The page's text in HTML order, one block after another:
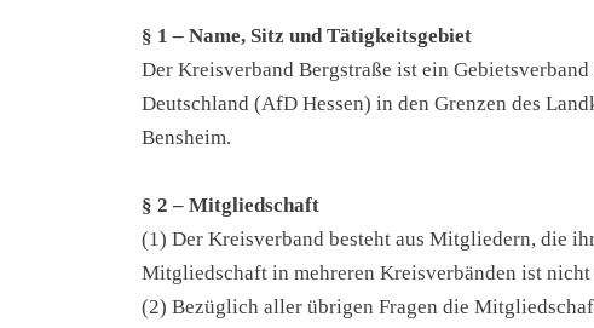
§ 1 – Name, Sitz und Tätig­keits­ge­biet
Der Kreis­ver­band Berg­stra­ße ist ein
Deutsch­land (AfD Hes­sen) in den Gren­zen des
Bensheim.
§ 2 – Mit­glied­schaft
(1) Der Kreis­ver­band besteht aus Mit­glie­dern, die
Mit­glied­schaft in meh­re­ren Kreis­ver­bän­den ist nicht
(2) Bezüg­lich aller übri­gen Fra­gen die